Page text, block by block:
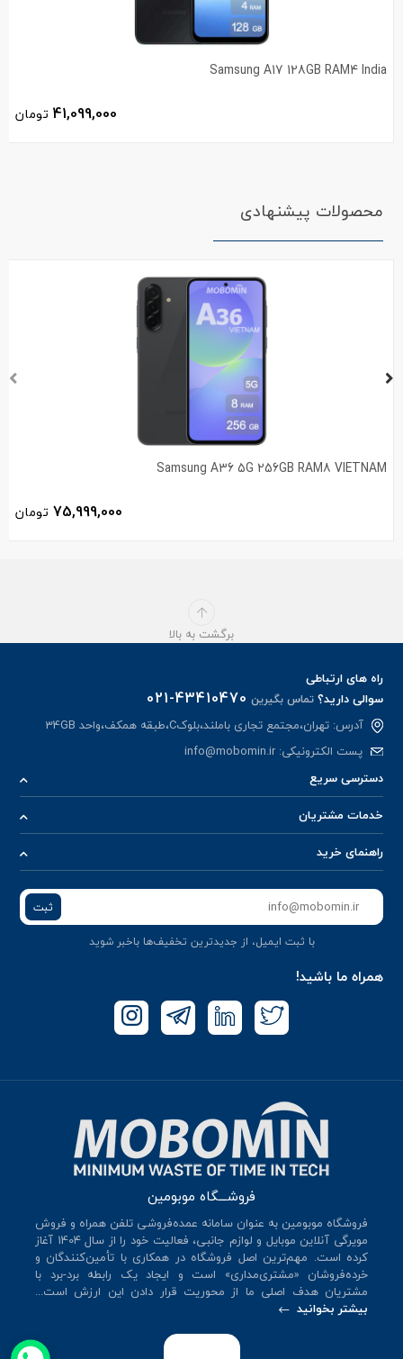
Samsung A17 128GB RAM4 India
41,099,000 تومان
محصولات پیشنهادی
Samsung A36 5G 256GB RAM8 VIETNAM
75,999,000 تومان
برگشت به بالا
راه های ارتباطی
سوالی دارید؟تماس بگیرین 021-43410470
آدرس: تهران،مجتمع تجاری باملند،بلوکC،طبقه همکف،واحد 34GB
پست الکترونیکی:info@mobomin.ir
دسترسی سریع
خدمات مشتریان
راهنمای خرید
ثبت
با ثبت ایمیل، از جدید‌ترین تخفیف‌ها با‌خبر شوید
همراه ما باشید!
فروشـــگاه موبومین
فروشگاه موبومین به عنوان سامانه عمده‌فروشی تلفن همراه و فروش
مویرگی آنلاین موبایل و لوازم جانبی، فعالیت خود را از سال 140۴ آغاز
کرده است. مهم‌ترین اصل فروشگاه در همکاری با تأمین‌کنندگان و
خرده‌فروشان «مشتری‌مداری» است و ایجاد یک رابطه برد-برد با
مشتریان هدف اصلی ما از محوریت قرار دادن این ارزش است...
بیشتر بخوانید